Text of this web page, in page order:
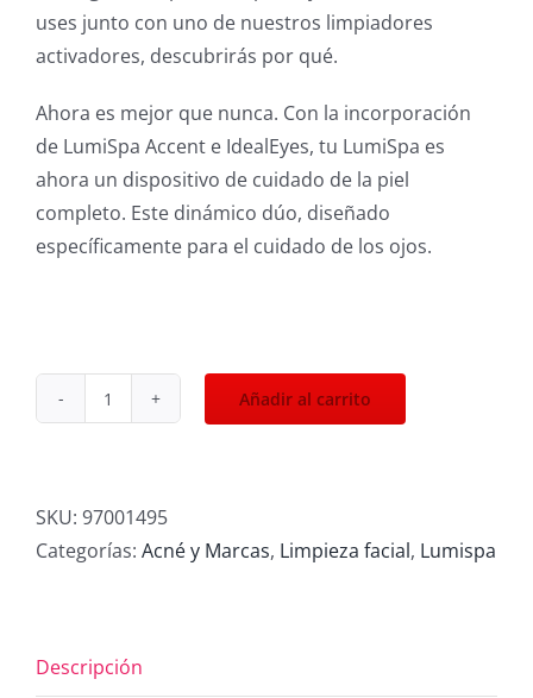
uses junto con uno de nuestros limpiadores
activadores, descubrirás por qué.
Ahora es mejor que nunca. Con la incorporación
de LumiSpa Accent e IdealEyes, tu LumiSpa es
ahora un dispositivo de cuidado de la piel
completo. Este dinámico dúo, diseñado
específicamente para el cuidado de los ojos.
Gel
Para
Piel
Añadir al carrito
SKU: 97001495
Categorías: Acné y Marcas, Limpieza facial, Lumispa
Descripción